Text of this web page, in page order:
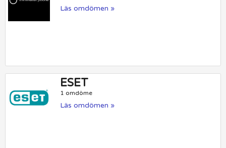
Läs omdömen »
ESET
1 omdöme
Läs omdömen »